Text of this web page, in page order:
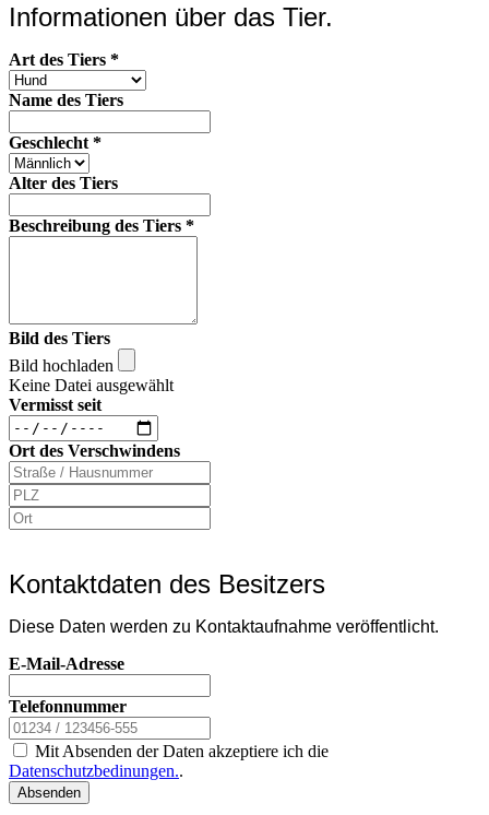
Informationen über das Tier.
Art des Tiers *
Name des Tiers
Geschlecht *
Alter des Tiers
Beschreibung des Tiers *
Bild des Tiers
Bild hochladen
Keine Datei ausgewählt
Vermisst seit
Ort des Verschwindens
Kontaktdaten des Besitzers
Diese Daten werden zu Kontaktaufnahme veröffentlicht.
E-Mail-Adresse
Telefonnummer
Mit Absenden der Daten akzeptiere ich die
Datenschutzbedinungen..
Absenden